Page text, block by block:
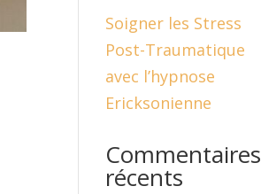
Soigner les Stress
Post-Traumatique
avec l’hypnose
Ericksonienne
Commentaires
récents